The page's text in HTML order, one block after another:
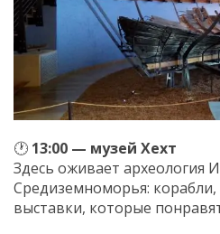
🕐 13:00 — музей Хехт
Здесь оживает археология
Средиземноморья:
выставки, которые